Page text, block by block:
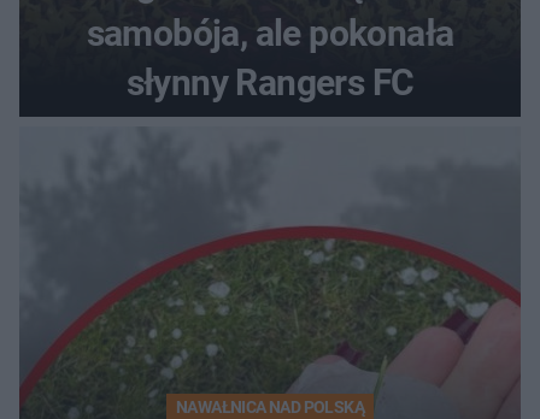
samobója, ale pokonała
słynny Rangers FC
NAWAŁNICA NAD POLSKĄ